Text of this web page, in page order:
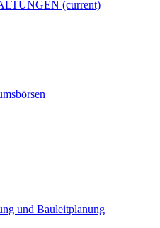
(current)
und Bauleitplanung